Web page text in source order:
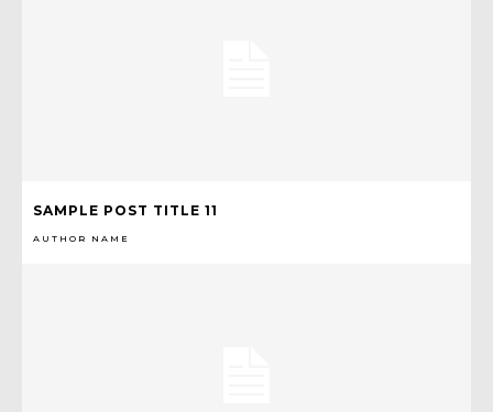
SAMPLE POST TITLE 11
AUTHOR NAME